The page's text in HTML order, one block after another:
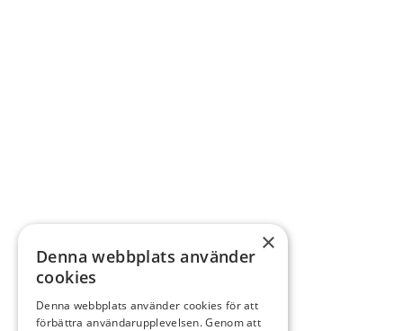
×
Denna webbplats använder
cookies
Denna webbplats använder cookies för att
förbättra användarupplevelsen. Genom att